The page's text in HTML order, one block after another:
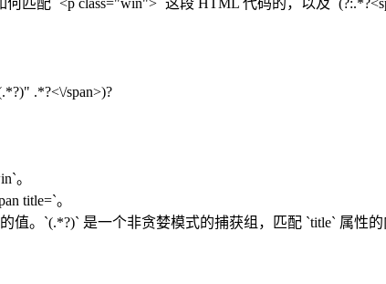
.*?<\/span>)?
。
title=`。
值。`(.*?)` 是一个非贪婪模式的捕获组，匹配 `title` 属性